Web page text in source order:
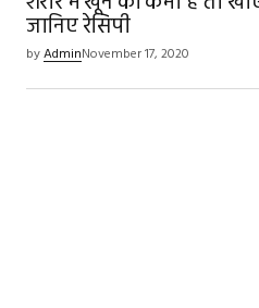
जानिए रेसिपी
byAdminNovember 17, 2020